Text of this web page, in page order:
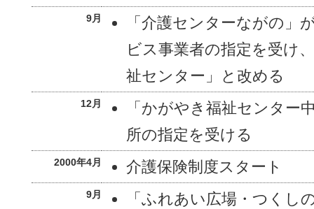
9月
「介護センターながの」
ビス事業者の指定を受け
祉センター」と改める
12月
「かがやき福祉センター
所の指定を受ける
2000年4月 介護保険制度スタート
9月
「ふれあい広場・つくし